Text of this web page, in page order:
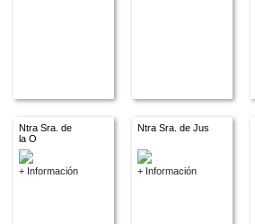
Ntra Sra. de
la O
+ Información
Ntra Sra. de Jus
+ Información